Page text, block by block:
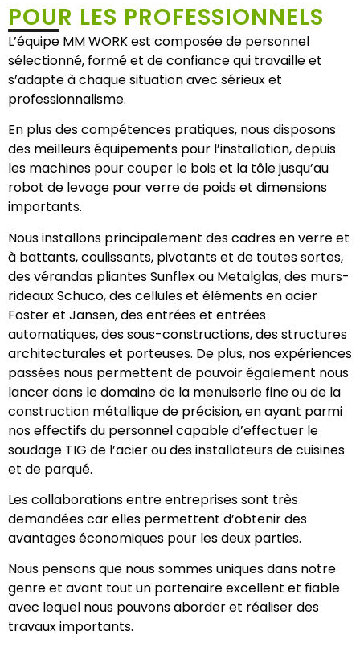
POUR LES PROFESSIONNELS
L’équipe MM WORK est composée de personnel
sélectionné, formé et de confiance qui travaille et
s’adapte à chaque situation avec sérieux et
professionnalisme.
En plus des compétences pratiques, nous disposons
des meilleurs équipements pour l’installation, depuis
les machines pour couper le bois et la tôle jusqu’au
robot de levage pour verre de poids et dimensions
importants.
Nous installons principalement des cadres en verre et
à battants, coulissants, pivotants et de toutes sortes,
des vérandas pliantes Sunflex ou Metalglas, des murs-
rideaux Schuco, des cellules et éléments en acier
Foster et Jansen, des entrées et entrées
automatiques, des sous-constructions, des structures
architecturales et porteuses. De plus, nos expériences
passées nous permettent de pouvoir également nous
lancer dans le domaine de la menuiserie fine ou de la
construction métallique de précision, en ayant parmi
nos effectifs du personnel capable d’effectuer le
soudage TIG de l’acier ou des installateurs de cuisines
et de parqué.
Les collaborations entre entreprises sont très
demandées car elles permettent d’obtenir des
avantages économiques pour les deux parties.
Nous pensons que nous sommes uniques dans notre
genre et avant tout un partenaire excellent et fiable
avec lequel nous pouvons aborder et réaliser des
travaux importants.